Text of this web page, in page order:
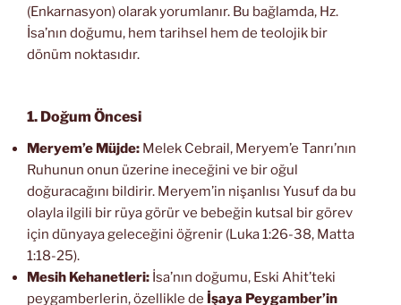
(Enkarnasyon) olarak yorumlanır. Bu bağlamda, Hz.
İsa’nın doğumu, hem tarihsel hem de teolojik bir
dönüm noktasıdır.
1. Doğum Öncesi
Meryem’e Müjde: Melek Cebrail, Meryem’e Tanrı’nın
Ruhunun onun üzerine ineceğini ve bir oğul
doğuracağını bildirir. Meryem’in nişanlısı Yusuf da bu
olayla ilgili bir rüya görür ve bebeğin kutsal bir görev
için dünyaya geleceğini öğrenir (Luka 1:26-38, Matta
1:18-25).
Mesih Kehanetleri: İsa’nın doğumu, Eski Ahit’teki
peygamberlerin, özellikle de İşaya Peygamber’in